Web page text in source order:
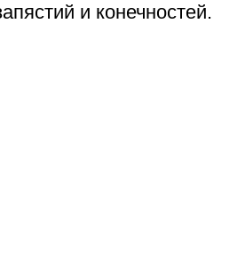
и конечностей.